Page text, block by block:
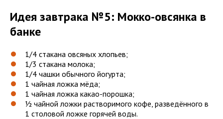
Идея завтрака №5: Мокко-овсянка в
банке
1/4 стакана овсяных хлопьев;
1/3 стакана молока;
1/4 чашки обычного йогурта;
1 чайная ложка мёда;
1 чайная ложка какао-порошка;
½ чайной ложки растворимого кофе, разведённого в
1 столовой ложке горячей воды.